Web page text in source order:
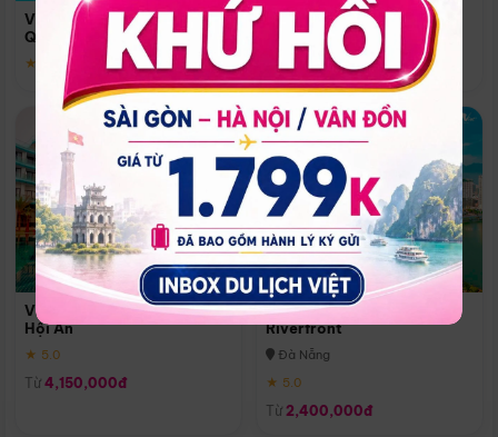
Vinpearl Resort & Spa Phu
Quoc
★ 5.0
Quoc
Phú Quốc
★ 5.0
Vinpearl Resort & Golf Nam
Hội An
★ 5.0
Từ 4,150,000đ
Melia Vinpearl Danang
Riverfront
Đà Nẵng
★ 5.0
Từ 2,400,000đ